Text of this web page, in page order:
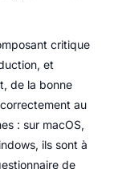
critique
et
de la bonne
au
: sur macOS,
ils sont à
de